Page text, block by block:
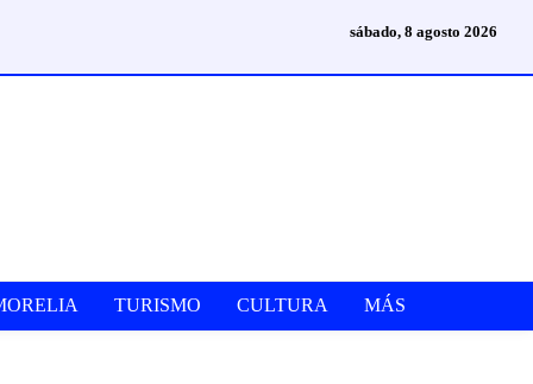
sábado, 8 agosto 2026
TURISMO CULTURA MÁS